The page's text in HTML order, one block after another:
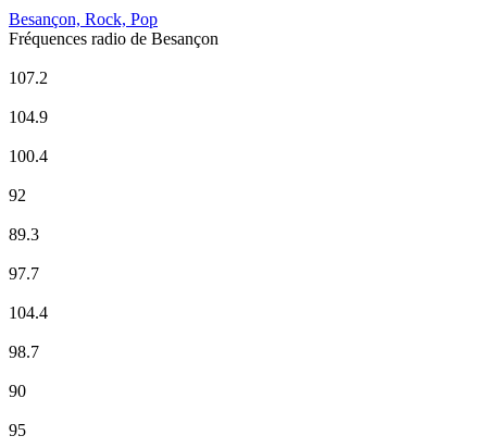
Besançon, Rock, Pop
Fréquences radio de Besançon
107.2
104.9
100.4
92
89.3
97.7
104.4
98.7
90
95